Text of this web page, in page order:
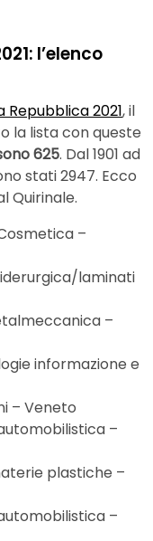
l’elenco
Repubblica 2021, il
la lista con queste
625. Dal 1901 ad
stati 2947. Ecco
Quirinale.
–
laminati
–
informazione e
– Veneto
–
plastiche –
–